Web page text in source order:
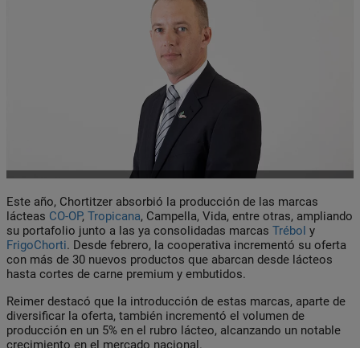
Este año, Chortitzer absorbió la producción de las marcas
lácteas CO-OP, Tropicana, Campella, Vida, entre otras, ampliando
su portafolio junto a las ya consolidadas marcas Trébol y
FrigoChorti. Desde febrero, la cooperativa incrementó su oferta
con más de 30 nuevos productos que abarcan desde lácteos
hasta cortes de carne premium y embutidos.
Reimer destacó que la introducción de estas marcas, aparte de
diversificar la oferta, también incrementó el volumen de
producción en un 5% en el rubro lácteo, alcanzando un notable
crecimiento en el mercado nacional.